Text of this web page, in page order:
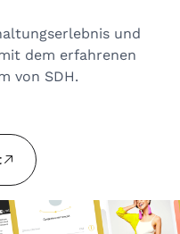
und
dem erfahrenen
von SDH.